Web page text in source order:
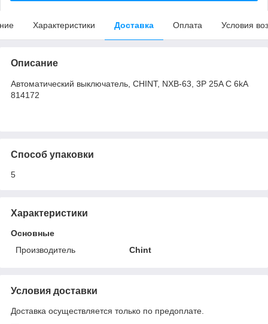
Характеристики Доставка Оплата Условия
Описание
Автоматический выключатель, CHINT, NXB-63, 3P 25A C 6kA
814172
Способ упаковки
5
Характеристики
Основные
Производитель
Chint
Условия доставки
Доставка осуществляется только по предоплате.